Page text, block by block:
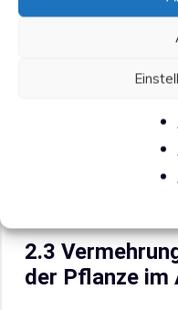
Um das
das Wachstum von
es wichtig, sich über
über die Düngung.
Düngung deiner
und Tricks für die
2.3
der Pflanze im